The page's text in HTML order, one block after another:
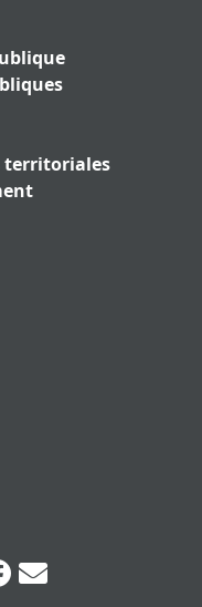
territoriales